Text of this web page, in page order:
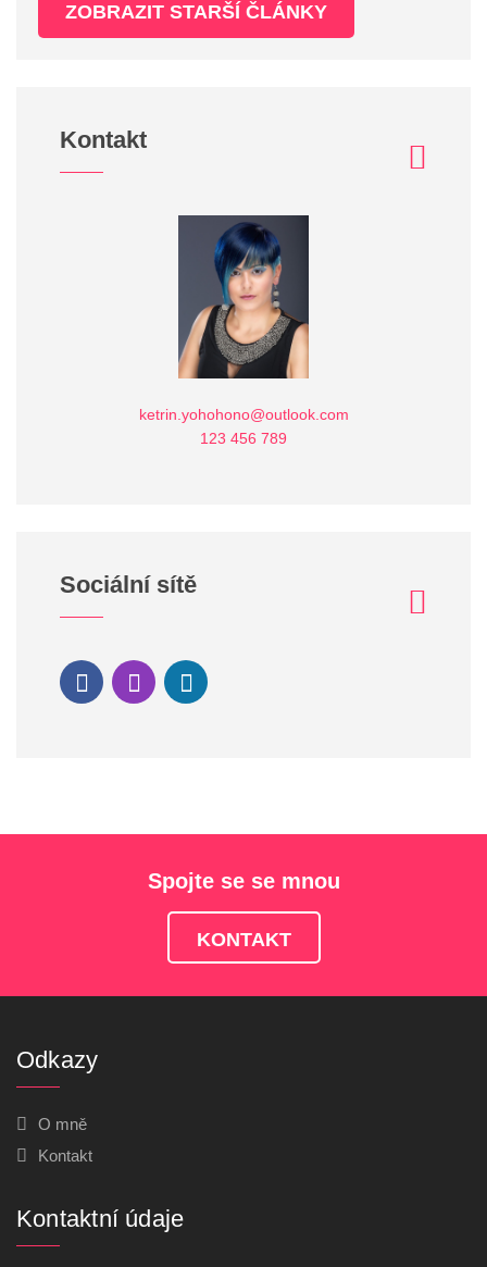
ZOBRAZIT STARŠÍ ČLÁNKY
Kontakt
ketrin.yohohono@outlook.com
123 456 789
Sociální sítě
Spojte se se mnou
KONTAKT
Odkazy
O mně
Kontakt
Kontaktní údaje